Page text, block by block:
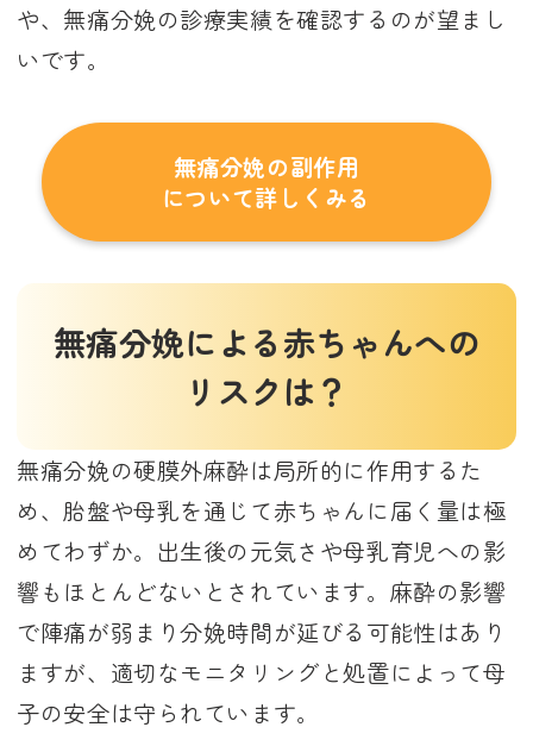
や、無痛分娩の診療実績を確認するのが望まし
いです。
無痛分娩の副作用
について詳しくみる
無痛分娩による赤ちゃんへの
リスクは？
無痛分娩の硬膜外麻酔は局所的に作用するた
め、胎盤や母乳を通じて赤ちゃんに届く量は極
めてわずか。出生後の元気さや母乳育児への影
響もほとんどないとされています。麻酔の影響
で陣痛が弱まり分娩時間が延びる可能性はあり
ますが、適切なモニタリングと処置によって母
子の安全は守られています。